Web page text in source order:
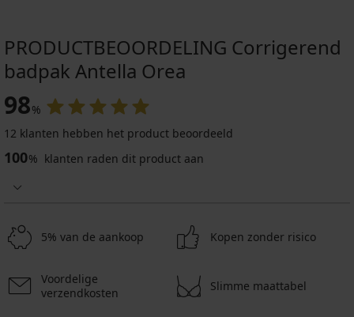
PRODUCTBEOORDELING Corrigerend
badpak Antella Orea
98%
12 klanten hebben het product beoordeeld
100% klanten raden dit product aan
5% van de aankoop Kopen zonder risico
Voordelige
verzendkosten
Slimme maattabel